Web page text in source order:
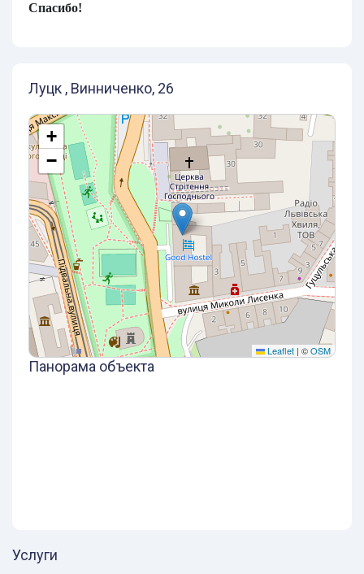
Спасибо!
Луцк , Винниченко, 26
+
−
Leaflet | ©OSM
Панорама объекта
Услуги